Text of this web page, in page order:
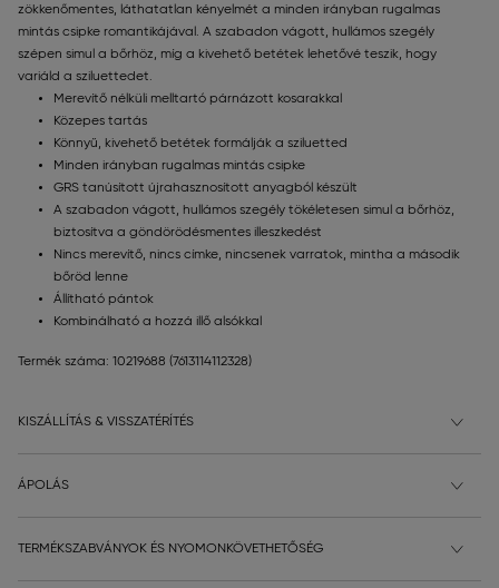
zökkenőmentes, láthatatlan kényelmét a minden irányban rugalmas
mintás csipke romantikájával. A szabadon vágott, hullámos szegély
szépen simul a bőrhöz, míg a kivehető betétek lehetővé teszik, hogy
variáld a sziluettedet.
Merevítő nélküli melltartó párnázott kosarakkal
Közepes tartás
Könnyű, kivehető betétek formálják a sziluetted
Minden irányban rugalmas mintás csipke
GRS tanúsított újrahasznosított anyagból készült
A szabadon vágott, hullámos szegély tökéletesen simul a bőrhöz,
biztosítva a göndörödésmentes illeszkedést
Nincs merevítő, nincs címke, nincsenek varratok, mintha a második
bőröd lenne
Állítható pántok
Kombinálható a hozzá illő alsókkal
Termék száma: 10219688 (7613114112328)
KISZÁLLÍTÁS & VISSZATÉRÍTÉS
ÁPOLÁS
TERMÉKSZABVÁNYOK ÉS NYOMONKÖVETHETŐSÉG